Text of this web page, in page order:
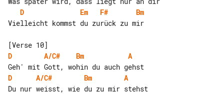
D
Em F#
Bm
Vielleicht kommst du zurück zu mir
D
A/C# Bm
A
D
A/C# Bm
A